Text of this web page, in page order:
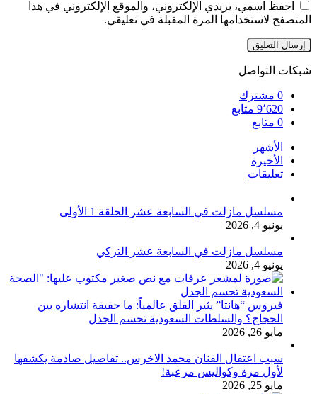
احفظ اسمي، بريدي الإلكتروني، والموقع الإلكتروني في هذا
المتصفح لاستخدامها المرة المقبلة في تعليقي.
شبكات التواصل
0 مشترك
9٬620 متابع
0 متابع
الأشهر
الأخيرة
تعليقات
مسلسل مازلت في السابعة عشر الحلقة 1 الأولى
يونيو 4, 2026
مسلسل مازلت في السابعة عشر التركي
يونيو 4, 2026
فيروس “هانتا” يثير القلق عالمياً: ما حقيقة انتشاره بين
الحجاج؟ والسلطات السعودية تحسم الجدل
مايو 26, 2026
سبب اعتقال الفنان محمد الاخرس.. تفاصيل صادمة يكشفها
لأول مرة وكواليس مرعبة!
مايو 25, 2026